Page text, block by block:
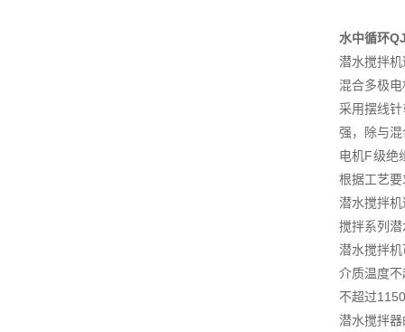
水中循环
潜水搅拌
混合多极
采用摆线
强，除与
电机F级绝
根据工艺
潜水搅拌
搅拌系列
潜水搅拌
介质温度
不超过
潜水搅拌